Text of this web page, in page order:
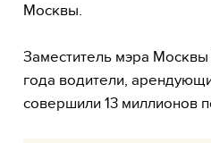
Москвы.
Заместитель мэра
года водители,
совершили 13 миллионов